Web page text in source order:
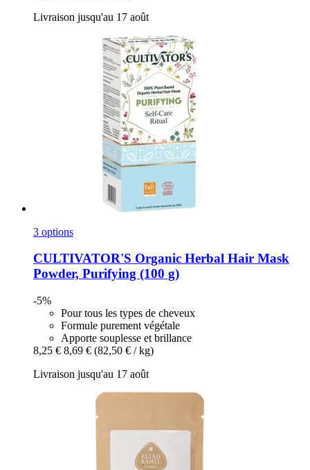
Livraison jusqu'au 17 août
3 options
CULTIVATOR'S Organic Herbal Hair Mask
Powder, Purifying (100 g)
-5%
Pour tous les types de cheveux
Formule purement végétale
Apporte souplesse et brillance
8,25 € 8,69 € (82,50 € / kg)
Livraison jusqu'au 17 août